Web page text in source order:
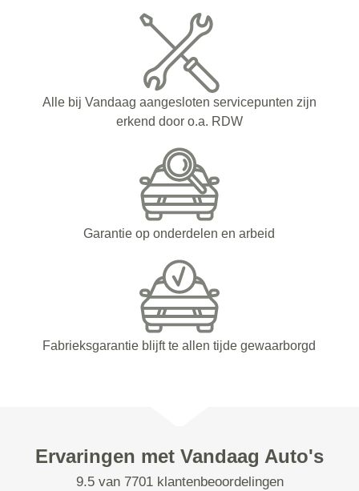
Alle bij Vandaag aangesloten servicepunten zijn
erkend door o.a. RDW
Garantie op onderdelen en arbeid
Fabrieksgarantie blijft te allen tijde gewaarborgd
Ervaringen met Vandaag Auto's
9.5 van 7701 klantenbeoordelingen